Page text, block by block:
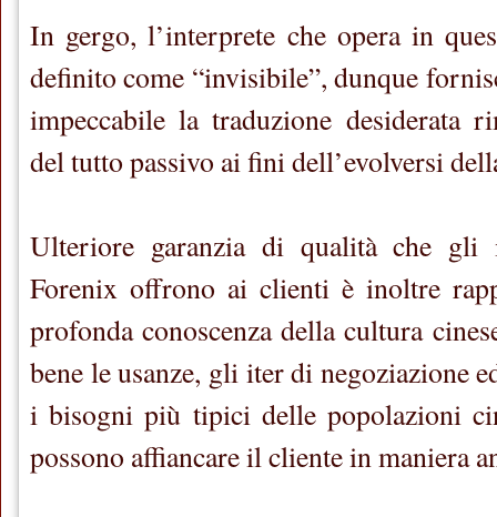
In gergo, l’interprete che opera in
definito come “invisibile”, dunque
impeccabile la traduzione desiderata
del tutto passivo ai fini dell’evolversi
Ulteriore garanzia di qualità che gli
Forenix offrono ai clienti è inoltre
profonda conoscenza della cultura
bene le usanze, gli iter di negoziazione
i bisogni più tipici delle popolazioni
possono affiancare il cliente in maniera